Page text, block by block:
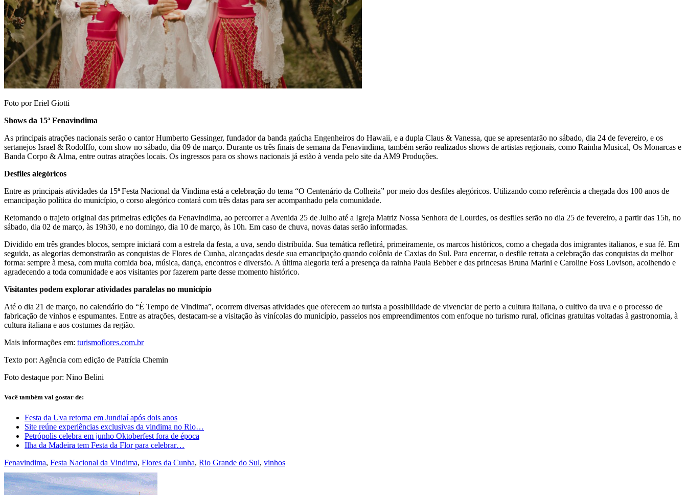
Foto por Eriel Giotti
Shows da 15ª Fenavindima
As principais atrações nacionais serão o cantor Humberto Gessinger, fundador da banda gaúcha Engenheiros do Hawaii, e a dupla Claus & Vanessa, que se apresentarão no sábado, dia 24 de fevereiro, e os
sertanejos Israel & Rodolffo, com show no sábado, dia 09 de março. Durante os três finais de semana da Fenavindima, também serão realizados shows de artistas regionais, como Rainha Musical, Os Monarcas e
Banda Corpo & Alma, entre outras atrações locais. Os ingressos para os shows nacionais já estão à venda pelo site da AM9 Produções.
Desfiles alegóricos
Entre as principais atividades da 15ª Festa Nacional da Vindima está a celebração do tema “O Centenário da Colheita” por meio dos desfiles alegóricos. Utilizando como referência a chegada dos 100 anos de
emancipação política do município, o corso alegórico contará com três datas para ser acompanhado pela comunidade.
Retomando o trajeto original das primeiras edições da Fenavindima, ao percorrer a Avenida 25 de Julho até a Igreja Matriz Nossa Senhora de Lourdes, os desfiles serão no dia 25 de fevereiro, a partir das 15h, no
sábado, dia 02 de março, às 19h30, e no domingo, dia 10 de março, às 10h. Em caso de chuva, novas datas serão informadas.
Dividido em três grandes blocos, sempre iniciará com a estrela da festa, a uva, sendo distribuída. Sua temática refletirá, primeiramente, os marcos históricos, como a chegada dos imigrantes italianos, e sua fé. Em
seguida, as alegorias demonstrarão as conquistas de Flores de Cunha, alcançadas desde sua emancipação quando colônia de Caxias do Sul. Para encerrar, o desfile retrata a celebração das conquistas da melhor
forma: sempre à mesa, com muita comida boa, música, dança, encontros e diversão. A última alegoria terá a presença da rainha Paula Bebber e das princesas Bruna Marini e Caroline Foss Lovison, acolhendo e
agradecendo a toda comunidade e aos visitantes por fazerem parte desse momento histórico.
Visitantes podem explorar atividades paralelas no município
Até o dia 21 de março, no calendário do “É Tempo de Vindima”, ocorrem diversas atividades que oferecem ao turista a possibilidade de vivenciar de perto a cultura italiana, o cultivo da uva e o processo de
fabricação de vinhos e espumantes. Entre as atrações, destacam-se a visitação às vinícolas do município, passeios nos empreendimentos com enfoque no turismo rural, oficinas gratuitas voltadas à gastronomia, à
cultura italiana e aos costumes da região.
Mais informações em: turismoflores.com.br
Texto por: Agência com edição de Patrícia Chemin
Foto destaque por: Nino Belini
Você também vai gostar de:
Festa da Uva retorna em Jundiaí após dois anos
Site reúne experiências exclusivas da vindima no Rio…
Petrópolis celebra em junho Oktoberfest fora de época
Ilha da Madeira tem Festa da Flor para celebrar…
Fenavindima, Festa Nacional da Vindima, Flores da Cunha, Rio Grande do Sul, vinhos